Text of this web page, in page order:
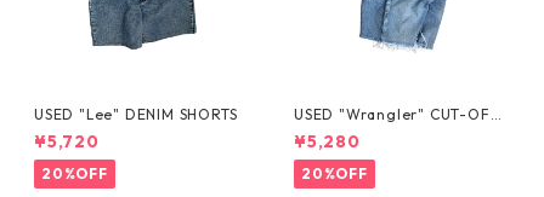
USED "Lee" DENIM SHORTS
¥5,720
20%OFF
USED "Wrangler" CUT-OFF
DENIM SHORTS
¥5,280
20%OFF